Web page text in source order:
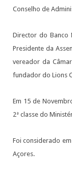
Conselho de
Director do Banco
Presidente da
vereador da
fundador do Lions
Em 15 de
2ª classe do
Foi considerado
Açores.